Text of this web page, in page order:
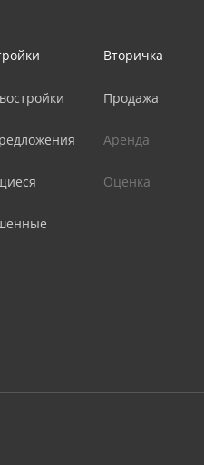
Вторичка
Продажа
Аренда
Оценка